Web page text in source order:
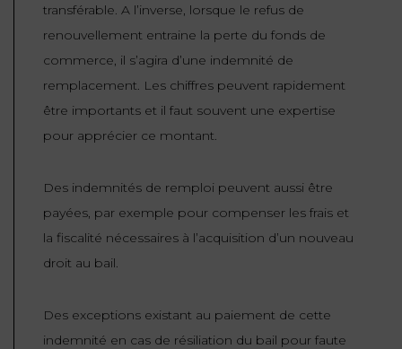
transférable. A l’inverse, lorsque le refus de
renouvellement entraine la perte du fonds de
commerce, il s’agira d’une indemnité de
remplacement. Les chiffres peuvent rapidement
être importants et il faut souvent une expertise
pour apprécier ce montant.
Des indemnités de remploi peuvent aussi être
payées, par exemple pour compenser les frais et
la fiscalité nécessaires à l’acquisition d’un nouveau
droit au bail.
Des exceptions existant au paiement de cette
indemnité en cas de résiliation du bail pour faute